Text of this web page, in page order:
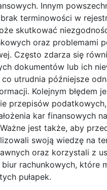
Innym
terminowości w
skutkować
oraz problemami
Często zdarza się
dokumentów lub ich
utrudnia późniejsze
Kolejnym błędem
przepisów
kar finansowych na
jest także, aby
swoją wiedzę na
oraz korzystali z
rachunkowych, które
pułapek.